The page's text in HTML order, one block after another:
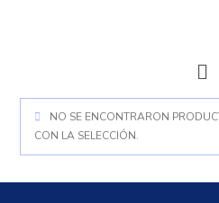
NO SE ENCONTRARON
CON LA SELECCIÓN.